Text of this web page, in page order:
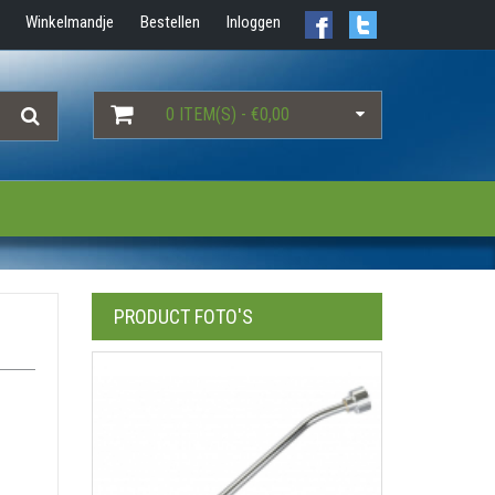
Winkelmandje Bestellen Inloggen
0 ITEM(S) - €0,00
PRODUCT FOTO'S